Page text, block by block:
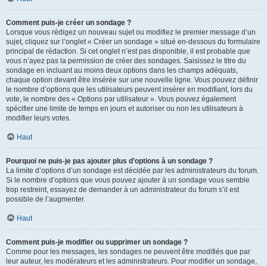
Comment puis-je créer un sondage ?
Lorsque vous rédigez un nouveau sujet ou modifiez le premier message d’un
sujet, cliquez sur l’onglet « Créer un sondage » situé en-dessous du formulaire
principal de rédaction. Si cet onglet n’est pas disponible, il est probable que
vous n’ayez pas la permission de créer des sondages. Saisissez le titre du
sondage en incluant au moins deux options dans les champs adéquats,
chaque option devant être insérée sur une nouvelle ligne. Vous pouvez définir
le nombre d’options que les utilisateurs peuvent insérer en modifiant, lors du
vote, le nombre des « Options par utilisateur ». Vous pouvez également
spécifier une limite de temps en jours et autoriser ou non les utilisateurs à
modifier leurs votes.
Haut
Pourquoi ne puis-je pas ajouter plus d’options à un sondage ?
La limite d’options d’un sondage est décidée par les administrateurs du forum.
Si le nombre d’options que vous pouvez ajouter à un sondage vous semble
trop restreint, essayez de demander à un administrateur du forum s’il est
possible de l’augmenter.
Haut
Comment puis-je modifier ou supprimer un sondage ?
Comme pour les messages, les sondages ne peuvent être modifiés que par
leur auteur, les modérateurs et les administrateurs. Pour modifier un sondage,